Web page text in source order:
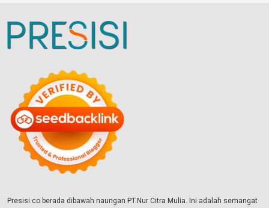
Presisi.co berada dibawah naungan PT.Nur Citra Mulia. Ini adalah semangat